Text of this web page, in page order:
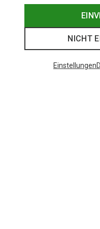
NICHT
Einstellungen